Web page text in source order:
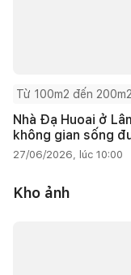
Từ 100m2 đến 200m2
Nhà Đạ Huoai ở
không gian sống
27/06/2026, lúc 10:00
Kho ảnh